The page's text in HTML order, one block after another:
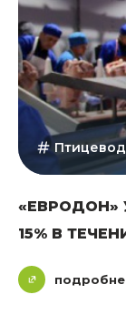
«ЕВРОДОН»
15% В